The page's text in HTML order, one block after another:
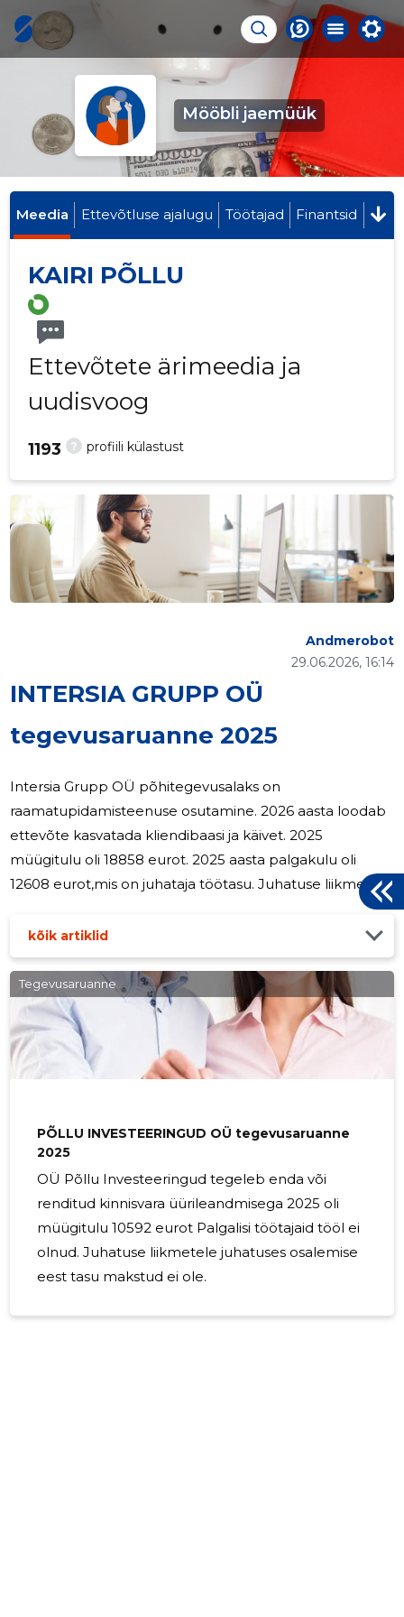
Mööbli jaemüük
Meedia Ettevõtluse ajalugu Töötajad Finantsid
KAIRI PÕLLU
Ettevõtete ärimeedia ja
uudisvoog
? profiili külastust
1193
INTERSIA GRUPP OÜ
tegevusaruanne 2025
29.06.2026, 16:14
Andmerobot
Intersia Grupp OÜ põhitegevusalaks on
raamatupidamisteenuse osutamine. 2026 aasta loodab
ettevõte kasvatada kliendibaasi ja käivet. 2025
müügitulu oli 18858 eurot. 2025 aasta palgakulu oli
12608 eurot,mis on juhataja töötasu. Juhatuse liikmetele
kõik artiklid
Tegevusaruanne
PÕLLU INVESTEERINGUD OÜ tegevusaruanne
2025
OÜ Põllu Investeeringud tegeleb enda või
renditud kinnisvara üürileandmisega 2025 oli
müügitulu 10592 eurot Palgalisi töötajaid tööl ei
olnud. Juhatuse liikmetele juhatuses osalemise
eest tasu makstud ei ole.